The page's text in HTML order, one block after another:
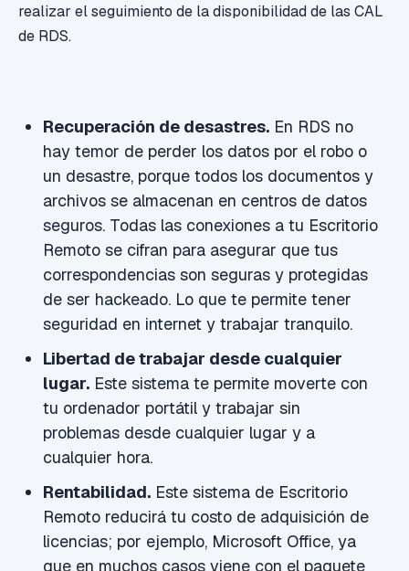
realizar el seguimiento de la disponibilidad de las CAL
de RDS.
Recuperación de desastres. En RDS no
hay temor de perder los datos por el robo o
un desastre, porque todos los documentos y
archivos se almacenan en centros de datos
seguros. Todas las conexiones a tu Escritorio
Remoto se cifran para asegurar que tus
correspondencias son seguras y protegidas
de ser hackeado. Lo que te permite tener
seguridad en internet y trabajar tranquilo.
Libertad de trabajar desde cualquier
lugar. Este sistema te permite moverte con
tu ordenador portátil y trabajar sin
problemas desde cualquier lugar y a
cualquier hora.
Rentabilidad. Este sistema de Escritorio
Remoto reducirá tu costo de adquisición de
licencias; por ejemplo, Microsoft Office, ya
que en muchos casos viene con el paquete